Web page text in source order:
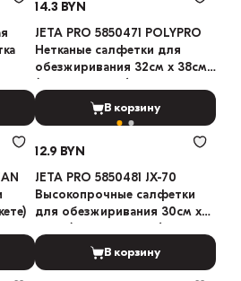
14.3 BYN
JETA PRO 5850471 POLYPRO
Нетканые салфетки для
обезжиривания 32см х 38см
В корзину
12.9 BYN
JETA PRO 5850481 JX-70
Высокопрочные салфетки
для обезжиривания 30см х
В корзину